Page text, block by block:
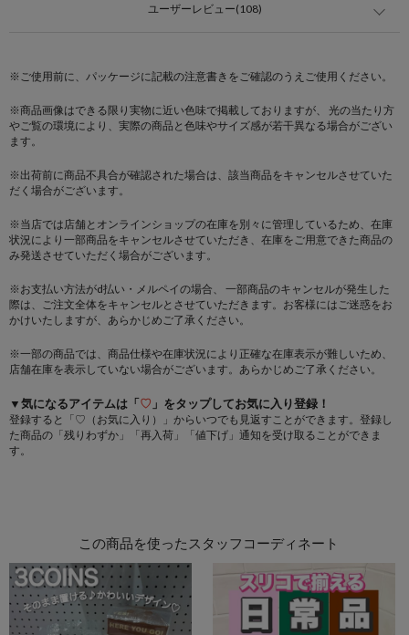
ユーザーレビュー(108)
※ご使用前に、パッケージに記載の注意書きをご確認のうえご使用ください。
※商品画像はできる限り実物に近い色味で掲載しておりますが、 光の当たり方
やご覧の環境により、実際の商品と色味やサイズ感が若干異なる場合がござい
ます。
※出荷前に商品不具合が確認された場合は、該当商品をキャンセルさせていた
だく場合がございます。
※当店では店舗とオンラインショップの在庫を別々に管理しているため、在庫
状況により一部商品をキャンセルさせていただき、在庫をご用意できた商品の
み発送させていただく場合がございます。
※お支払い方法がd払い・メルペイの場合、 一部商品のキャンセルが発生した
際は、ご注文全体をキャンセルとさせていただきます。お客様にはご迷惑をお
かけいたしますが、あらかじめご了承ください。
※一部の商品では、商品仕様や在庫状況により正確な在庫表示が難しいため、
店舗在庫を表示していない場合がございます。あらかじめご了承ください。
▼気になるアイテムは「♡ 」をタップしてお気に入り登録！
登録すると「♡（お気に入り）」からいつでも見返すことができます。登録し
た商品の「残りわずか」「再入荷」「値下げ」通知を受け取ることができま
す。
この商品を使ったスタッフコーディネート